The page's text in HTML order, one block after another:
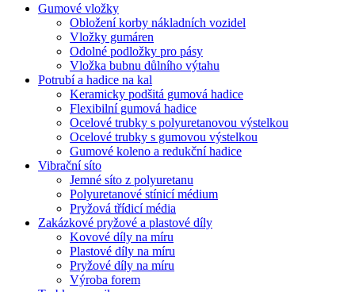
Gumové vložky
Obložení korby nákladních vozidel
Vložky gumáren
Odolné podložky pro pásy
Vložka bubnu důlního výtahu
Potrubí a hadice na kal
Keramicky podšitá gumová hadice
Flexibilní gumová hadice
Ocelové trubky s polyuretanovou výstelkou
Ocelové trubky s gumovou výstelkou
Gumové koleno a redukční hadice
Vibrační síto
Jemné síto z polyuretanu
Polyuretanové stínicí médium
Pryžová třídicí média
Zakázkové pryžové a plastové díly
Kovové díly na míru
Plastové díly na míru
Pryžové díly na míru
Výroba forem